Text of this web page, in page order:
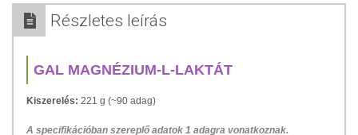
Részletes leírás
GAL MAGNÉZIUM-L-LAKTÁT
Kiszerelés: 221 g (~90 adag)
A specifikációban szereplő adatok 1 adagra vonatkoznak.